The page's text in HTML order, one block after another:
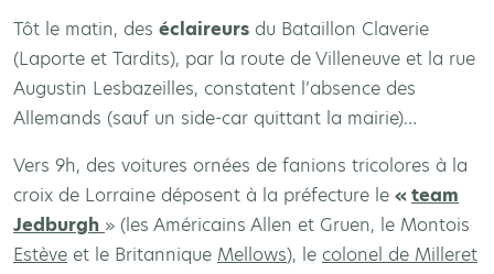
Tôt le matin, des éclaireurs du Bataillon Claverie
(Laporte et Tardits), par la route de Villeneuve et la rue
Augustin Lesbazeilles, constatent l’absence des
Allemands (sauf un side-car quittant la mairie)…
Vers 9h, des voitures ornées de fanions tricolores à la
croix de Lorraine déposent à la préfecture le «team
Jedburgh » (les Américains Allen et Gruen, le Montois
Estève et le Britannique Mellows), le colonel de Milleret